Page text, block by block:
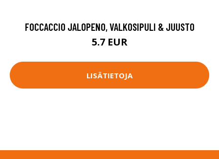
FOCCACCIO JALOPENO, VALKOSIPULI & JUUSTO
5.7 EUR
LISÄTIETOJA